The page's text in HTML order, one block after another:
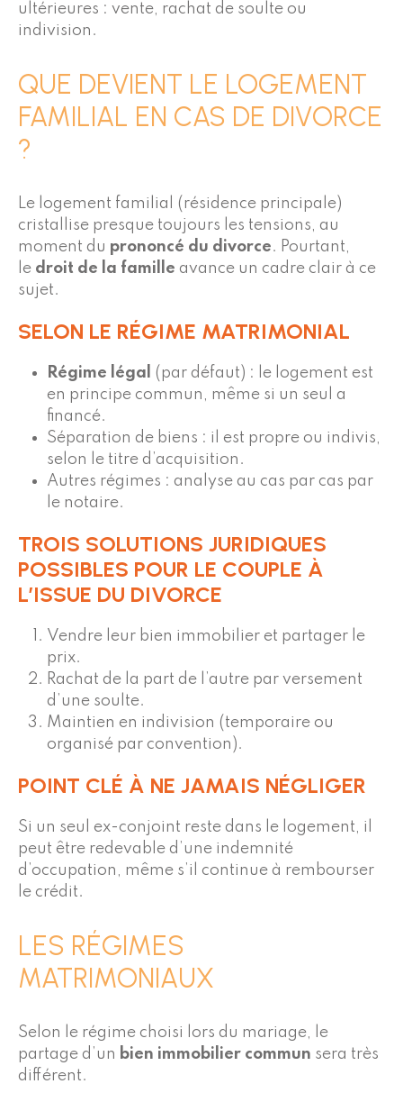
ultérieures : vente, rachat de soulte ou
indivision.
QUE DEVIENT LE LOGEMENT
FAMILIAL EN CAS DE DIVORCE
?
Le logement familial (résidence principale)
cristallise presque toujours les tensions, au
moment du prononcé du divorce. Pourtant,
le droit de la famille avance un cadre clair à ce
sujet.
SELON LE RÉGIME MATRIMONIAL
Régime légal
(par défaut) : le logement est
en principe commun, même si un seul a
financé.
Séparation de biens : il est propre ou indivis,
selon le titre d’acquisition.
Autres régimes : analyse au cas par cas par
le notaire.
TROIS SOLUTIONS JURIDIQUES
POSSIBLES POUR LE COUPLE À
L’ISSUE DU DIVORCE
Vendre leur bien immobilier et partager le
prix.
Rachat de la part de l’autre par versement
d’une soulte.
Maintien en indivision (temporaire ou
organisé par convention).
POINT CLÉ À NE JAMAIS NÉGLIGER
Si un seul ex-conjoint reste dans le logement, il
peut être redevable d’une indemnité
d’occupation, même s’il continue à rembourser
le crédit.
LES RÉGIMES
MATRIMONIAUX
Selon le régime choisi lors du mariage, le
partage d’un bien immobilier commun sera très
différent.